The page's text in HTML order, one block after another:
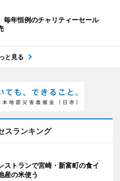
毎年恒例のチャリティーセール
と見る
スランキング
ストランで宮崎・新富町の食イ
の米使う